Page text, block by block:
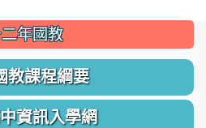
年國教
教課程綱要
資訊入學網